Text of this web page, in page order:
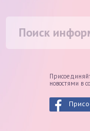
новостями в